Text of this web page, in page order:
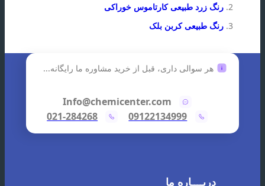
رنگ زرد طبیعی کارتاموس خوراکی
رنگ طبیعی کربن بلک
هر سوالی داری، قبل از خرید مشاوره ما رایگانه...
Info@chemicenter.com
09122134999
021-284268
دربــــاره ما